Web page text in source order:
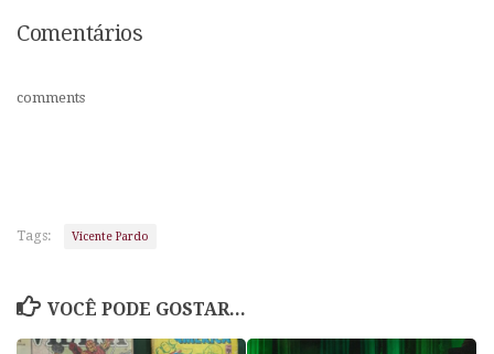
Comentários
comments
Tags: Vicente Pardo
VOCÊ PODE GOSTAR...